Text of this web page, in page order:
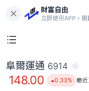
財富自由
立即使用APP，開
阜爾運通 6914
148.00 0.33% 最近